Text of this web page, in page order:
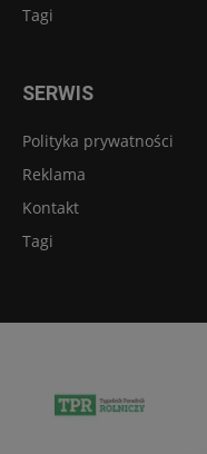
Tagi
SERWIS
Polityka prywatności
Reklama
Kontakt
Tagi